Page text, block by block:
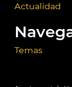
Actualidad
Temas